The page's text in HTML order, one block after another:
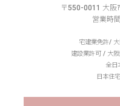
〒550-0011 大阪
営業時
宅建業免許/
建設業許可 / 大
全日
日本住